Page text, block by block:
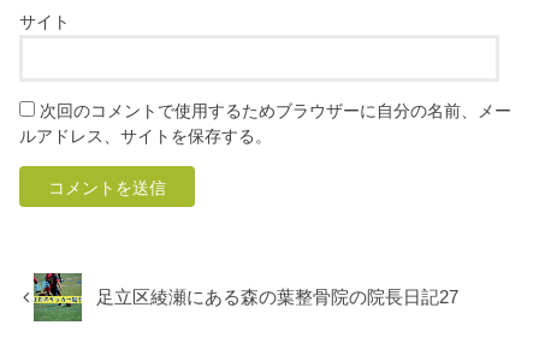
サイト
次回のコメントで使用するためブラウザーに自分の名前、メー
ルアドレス、サイトを保存する。
足立区綾瀬にある森の葉整骨院の院長日記27